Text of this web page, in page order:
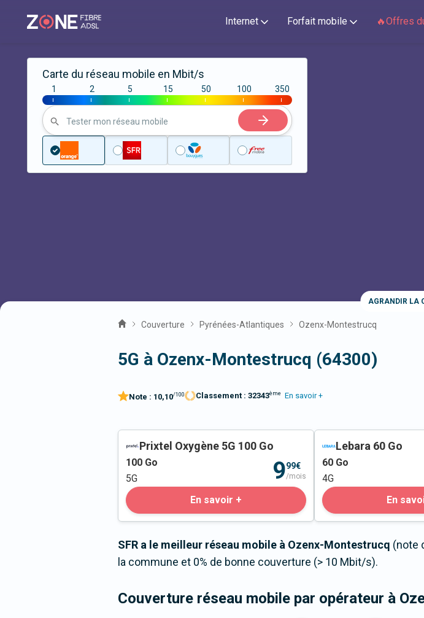
Internet Forfait mobile 🔥Offres
Carte du réseau mobile en Mbit/s
|
1
|
2
|
5
|
15
|
50
|
100
|
350
Tester mon réseau mobile
AGRANDIR LA
Couverture Pyrénées-Atlantiques Ozenx-Montestrucq
5G à Ozenx-Montestrucq (64300)
Note : 10,10/100 Classement : 32343ème En savoir +
Prixtel Oxygène 5G 100 Go
100 Go
5G
999€
/mois
En savoir +
Lebara 60 Go
60 Go
4G
En
SFR a le meilleur réseau mobile à Ozenx-Montestrucq (note
la commune et 0% de bonne couverture (> 10 Mbit/s).
Couverture réseau mobile par opérateur à